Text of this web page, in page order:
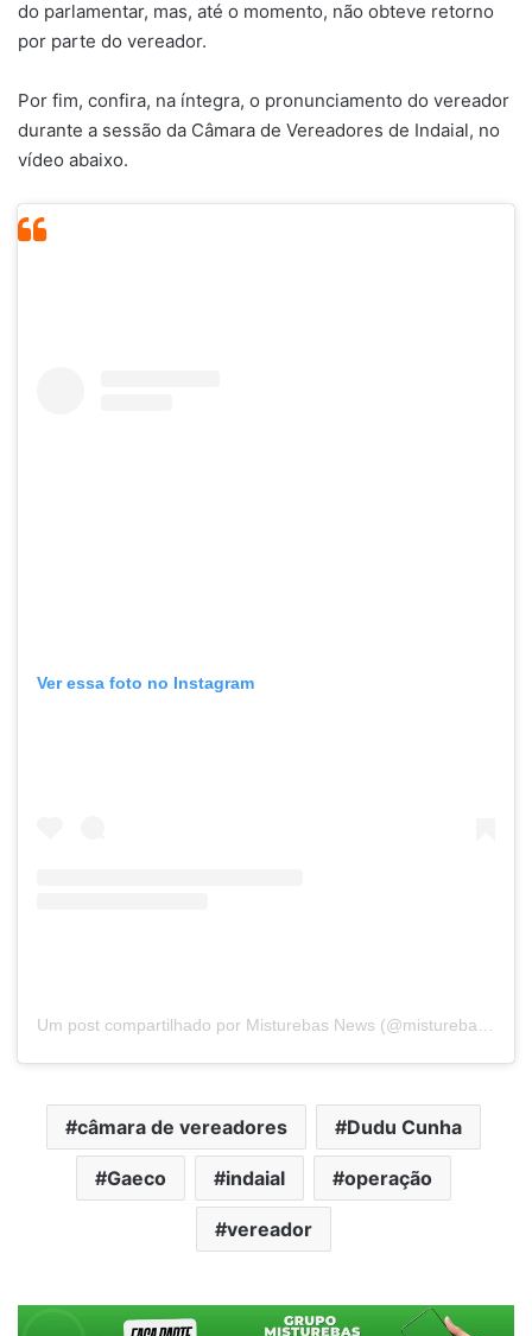
do parlamentar, mas, até o momento, não obteve retorno
por parte do vereador.
Por fim, confira, na íntegra, o pronunciamento do vereador
durante a sessão da Câmara de Vereadores de Indaial, no
vídeo abaixo.
Ver essa foto no Instagram
câmara de vereadores Dudu Cunha
Gaeco indaial operação
vereador